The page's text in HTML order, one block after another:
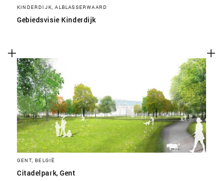
KINDERDIJK, ALBLASSERWAARD
Gebiedsvisie Kinderdijk
GENT, BELGIË
Citadelpark, Gent